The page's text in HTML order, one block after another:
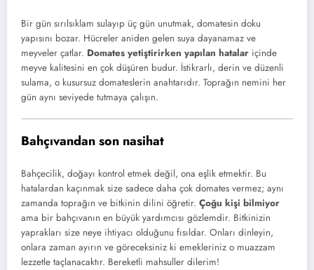
Bir gün sırılsıklam sulayıp üç gün unutmak, domatesin doku
yapısını bozar. Hücreler aniden gelen suya dayanamaz ve
meyveler çatlar. Domates yetiştirirken yapılan hatalar içinde
meyve kalitesini en çok düşüren budur. İstikrarlı, derin ve düzenli
sulama, o kusursuz domateslerin anahtarıdır. Toprağın nemini her
gün aynı seviyede tutmaya çalışın.
Bahçıvandan son nasihat
Bahçecilik, doğayı kontrol etmek değil, ona eşlik etmektir. Bu
hatalardan kaçınmak size sadece daha çok domates vermez; aynı
zamanda toprağın ve bitkinin dilini öğretir. Çoğu kişi bilmiyor
ama bir bahçıvanın en büyük yardımcısı gözlemdir. Bitkinizin
yaprakları size neye ihtiyacı olduğunu fısıldar. Onları dinleyin,
onlara zaman ayırın ve göreceksiniz ki emekleriniz o muazzam
lezzetle taçlanacaktır. Bereketli mahsuller dilerim!